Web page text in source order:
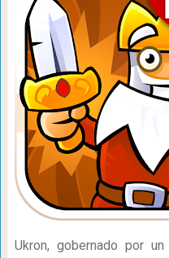
Ukron, gobernado por